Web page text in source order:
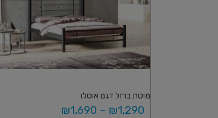
מיטת ברזל דגם אוסלו
₪1,290
–
₪1,690